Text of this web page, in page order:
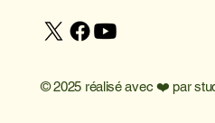
© 2025 réalisé avec ❤️ par